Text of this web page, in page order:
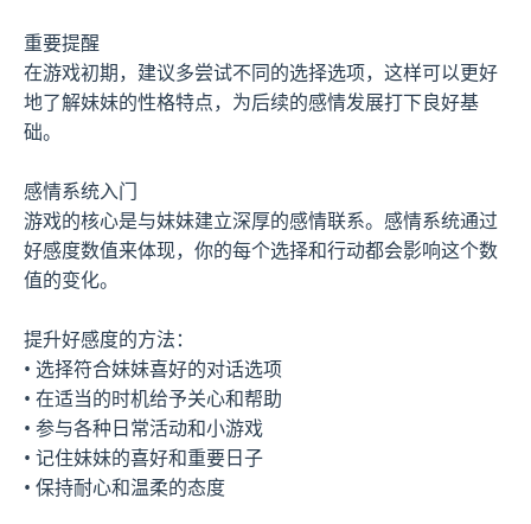
重要提醒
在游戏初期，建议多尝试不同的选择选项，这样可以更好
地了解妹妹的性格特点，为后续的感情发展打下良好基
础。
感情系统入门
游戏的核心是与妹妹建立深厚的感情联系。感情系统通过
好感度数值来体现，你的每个选择和行动都会影响这个数
值的变化。
提升好感度的方法：
• 选择符合妹妹喜好的对话选项
• 在适当的时机给予关心和帮助
• 参与各种日常活动和小游戏
• 记住妹妹的喜好和重要日子
• 保持耐心和温柔的态度